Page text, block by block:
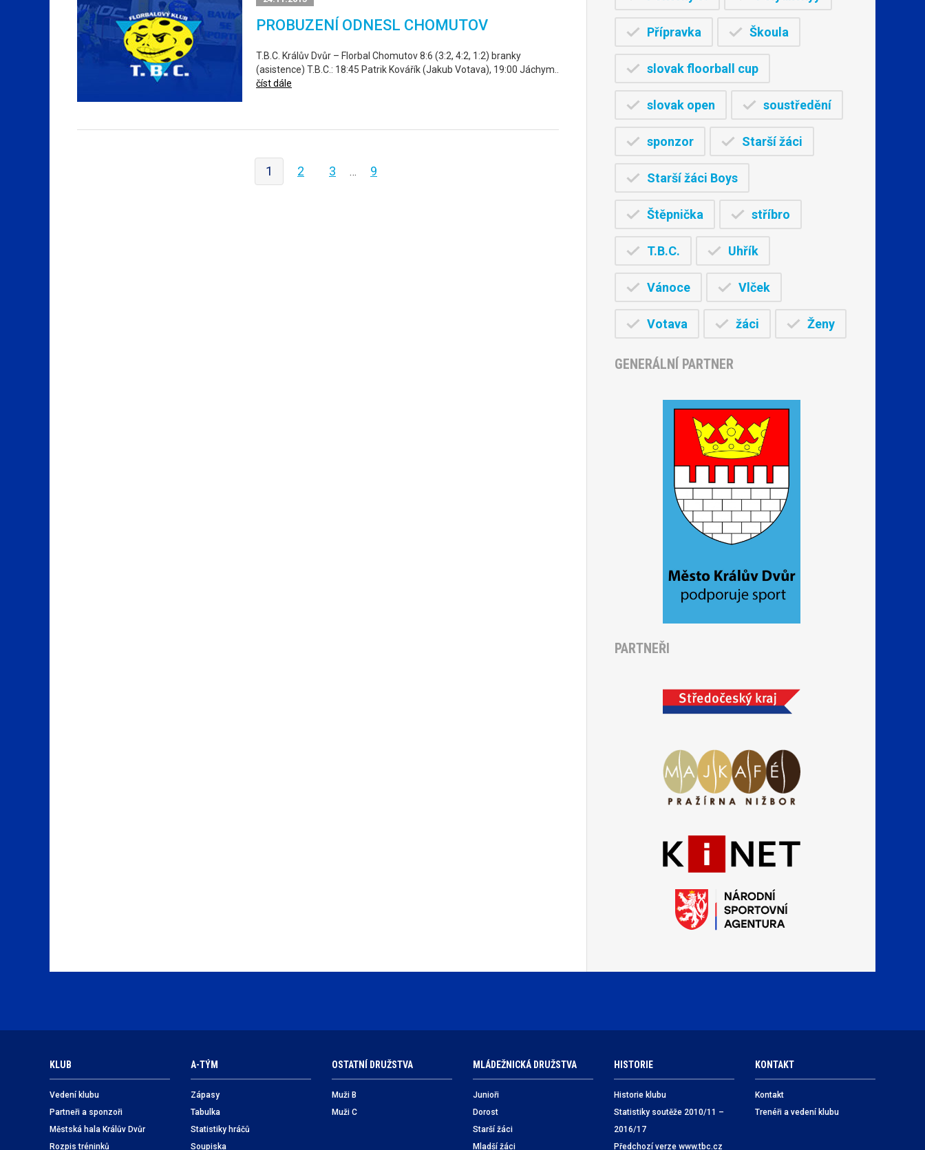
PROBUZENÍ ODNESL CHOMUTOV
T.B.C. Králův Dvůr – Florbal Chomutov 8:6 (3:2, 4:2, 1:2) branky
(asistence) T.B.C.: 18:45 Patrik Kovářík (Jakub Votava), 19:00 Jáchym..
číst dále
1 2 3 … 9
Přípravka Škoula
slovak floorball cup
slovak open soustředění
sponzor Starší žáci
Starší žáci Boys
Štěpnička stříbro
T.B.C. Uhřík
Vánoce Vlček
Votava žáci Ženy
GENERÁLNÍ PARTNER
PARTNEŘI
KLUB
Vedení klubu
Partneři a sponzoři
Městská hala Králův Dvůr
Rozpis tréninků
A-TÝM
Zápasy
Tabulka
Statistiky hráčů
Soupiska
OSTATNÍ DRUŽSTVA
Muži B
Muži C
MLÁDEŽNICKÁ DRUŽSTVA
Junioři
Dorost
Starší žáci
Mladší žáci
HISTORIE
Historie klubu
Statistiky soutěže 2010/11 –
2016/17
Předchozí verze www.tbc.cz
KONTAKT
Kontakt
Trenéři a vedení klubu